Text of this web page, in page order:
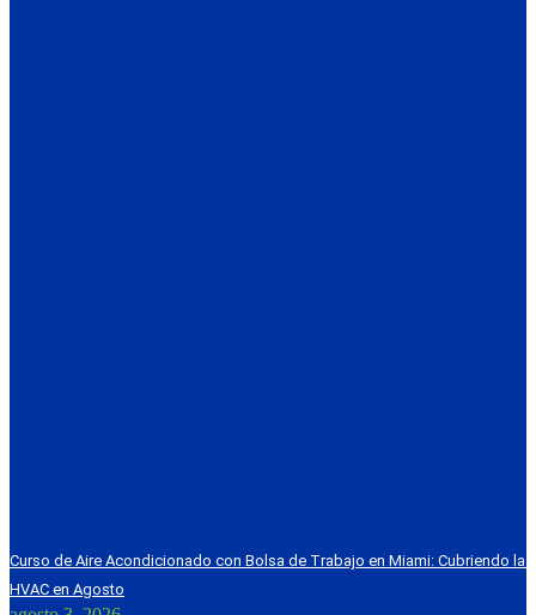
Curso de Aire Acondicionado con Bolsa de Trabajo en Miami: Cubriendo la
HVAC en Agosto